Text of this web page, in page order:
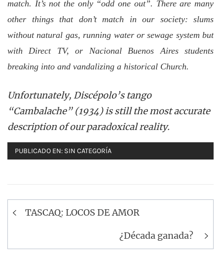
match. It’s not the only “odd one out”. There are many
other things that don’t match in our society: slums
without natural gas, running water or sewage system but
with Direct TV, or Nacional Buenos Aires students
breaking into and vandalizing a historical Church.
Unfortunately, Discépolo’s tango
“Cambalache” (1934) is still the most accurate
description of our paradoxical reality.
PUBLICADO EN: SIN CATEGORÍA
Navegación
TASCAQ: LOCOS DE AMOR
¿Década ganada?